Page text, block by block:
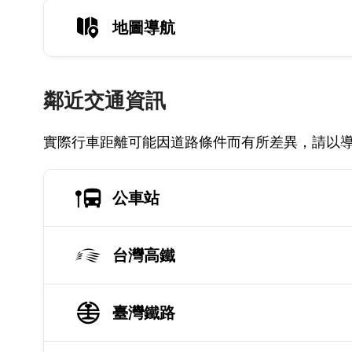
地圖導航
鄰近交通資訊
實際行車距離可能因道路條件而有所差異，請以
公車站
台灣高鐵
臺灣鐵路